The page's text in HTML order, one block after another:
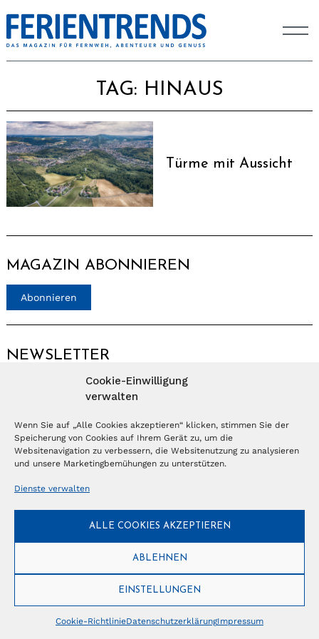
Cookie-Einwilligung
verwalten
Wenn Sie auf „Alle Cookies akzeptieren“ klicken, stimmen Sie der
Speicherung von Cookies auf Ihrem Gerät zu, um die
Websitenavigation zu verbessern, die Websitenutzung zu analysieren
und unsere Marketingbemühungen zu unterstützen.
Dienste verwalten
ALLE COOKIES AKZEPTIEREN
ABLEHNEN
EINSTELLUNGEN
Cookie-RichtlinieDatenschutzerklärungImpressum
TAG: HINAUS
Türme mit Aussicht
MAGAZIN ABONNIEREN
Abonnieren
NEWSLETTER
© Copyright 2026 – Ferientrends // info@tlvg.ch// +41 31 300 30 85 //
Tourismus Lifestyle Verlag GmbH // Frohbergweg 1 - CH-3012 Bern //
Datenschutzerklärung//Impressum